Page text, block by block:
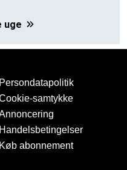
uge
Persondatapolitik
samtykke
Handelsbetingelser
Køb abonnement